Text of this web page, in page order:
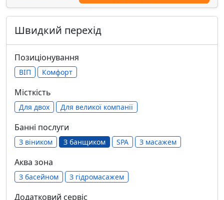
Швидкий перехід
Позиціонування
ВІП Комфорт
Місткість
Для двох Для великої компанії
Банні послуги
З віником З банщиком SPA З масажем
Аква зона
З басейном З гідромасажем
Додатковий сервіс